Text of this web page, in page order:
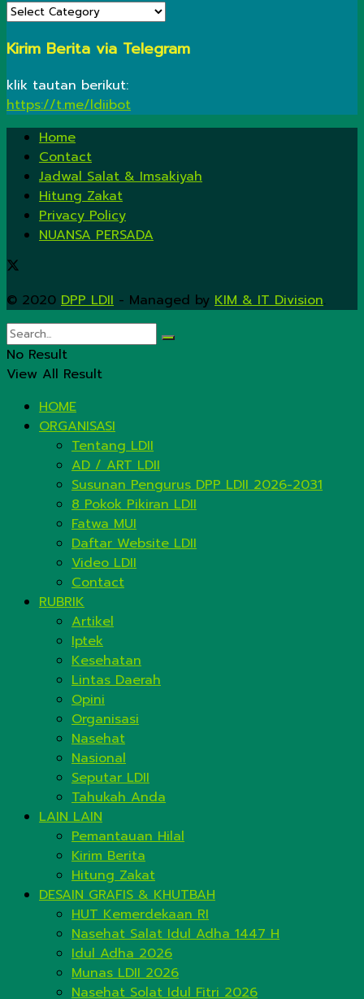
KATEGORI
Kirim Berita via Telegram
klik tautan berikut:
https://t.me/ldiibot
Home
Contact
Jadwal Salat & Imsakiyah
Hitung Zakat
Privacy Policy
NUANSA PERSADA
© 2020 DPP LDII - Managed by KIM & IT Division.
No Result
View All Result
HOME
ORGANISASI
Tentang LDII
AD / ART LDII
Susunan Pengurus DPP LDII 2026-2031
8 Pokok Pikiran LDII
Fatwa MUI
Daftar Website LDII
Video LDII
Contact
RUBRIK
Artikel
Iptek
Kesehatan
Lintas Daerah
Opini
Organisasi
Nasehat
Nasional
Seputar LDII
Tahukah Anda
LAIN LAIN
Pemantauan Hilal
Kirim Berita
Hitung Zakat
DESAIN GRAFIS & KHUTBAH
HUT Kemerdekaan RI
Nasehat Salat Idul Adha 1447 H
Idul Adha 2026
Munas LDII 2026
Nasehat Solat Idul Fitri 2026